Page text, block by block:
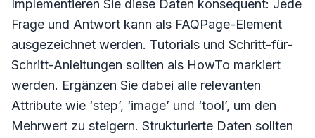
Implementieren Sie diese Daten konsequent: Jede
Frage und Antwort kann als FAQPage-Element
ausgezeichnet werden. Tutorials und Schritt-für-
Schritt-Anleitungen sollten als HowTo markiert
werden. Ergänzen Sie dabei alle relevanten
Attribute wie ‘step’, ‘image’ und ‘tool’, um den
Mehrwert zu steigern. Strukturierte Daten sollten